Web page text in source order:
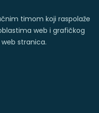
timom koji raspolaže
web i grafičkog
stranica.